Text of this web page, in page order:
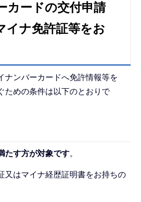
カードの交付申請
イナ免許証等をお
ナンバーカードへ免許情報等を
ための条件は以下のとおりで
たす方が対象です。
又はマイナ経歴証明書をお持ちの